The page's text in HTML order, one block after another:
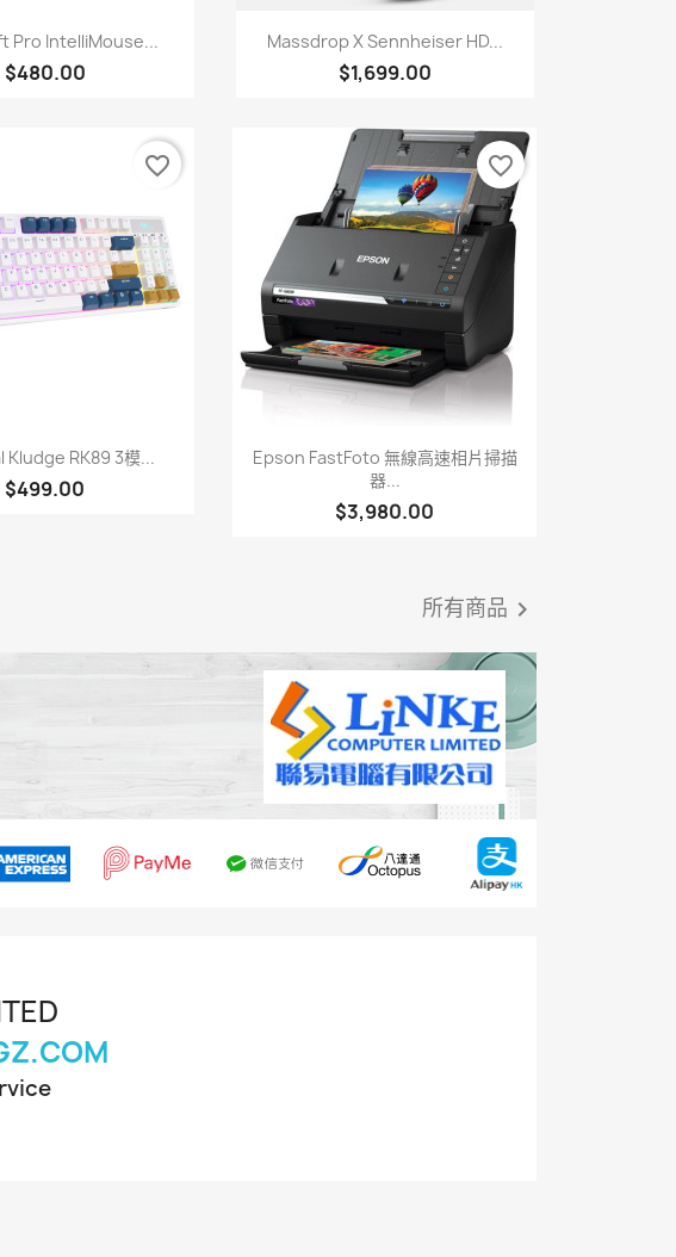
快速查看
Pro IntelliMouse...
$480.00
快速查看
Massdrop X Sennheiser HD...
$1,699.00
快速查看
Kludge RK89 3模...
$499.00
favorite_border
快速查看
Epson FastFoto 無線高速相片掃描
器...
$3,980.00
favorite_border
所有商品 